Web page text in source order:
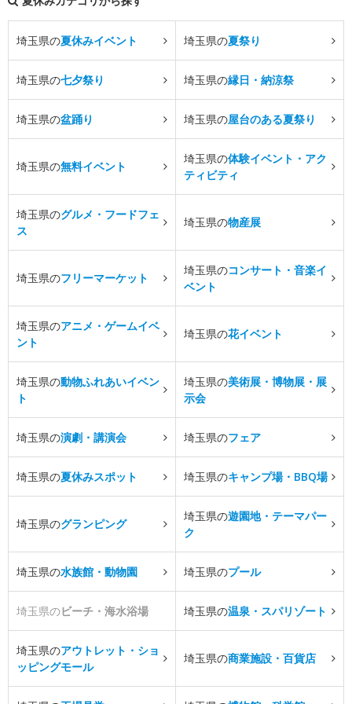
埼玉県の夏休みイベント 埼玉県の夏祭り
埼玉県の七夕祭り 埼玉県の縁日・納涼祭
埼玉県の盆踊り 埼玉県の屋台のある夏祭り
埼玉県の無料イベント
埼玉県の体験イベント・アク
ティビティ
埼玉県のグルメ・フードフェ
ス
埼玉県の物産展
埼玉県のフリーマーケット
埼玉県のコンサート・音楽イ
ベント
埼玉県のアニメ・ゲームイベ
ント
埼玉県の花イベント
埼玉県の動物ふれあいイベン
ト
埼玉県の美術展・博物展・展
示会
埼玉県の演劇・講演会 埼玉県のフェア
埼玉県の夏休みスポット 埼玉県のキャンプ場・BBQ場
埼玉県のグランピング
埼玉県の遊園地・テーマパー
ク
埼玉県の水族館・動物園 埼玉県のプール
埼玉県のビーチ・海水浴場 埼玉県の温泉・スパリゾート
埼玉県のアウトレット・ショ
ッピングモール
埼玉県の商業施設・百貨店